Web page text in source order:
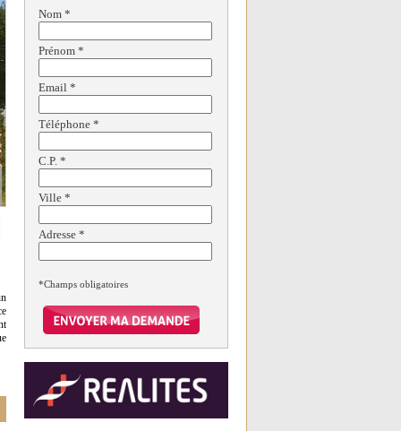
Nom *
Prénom *
Email *
Téléphone *
C.P. *
Ville *
Adresse *
*Champs obligatoires